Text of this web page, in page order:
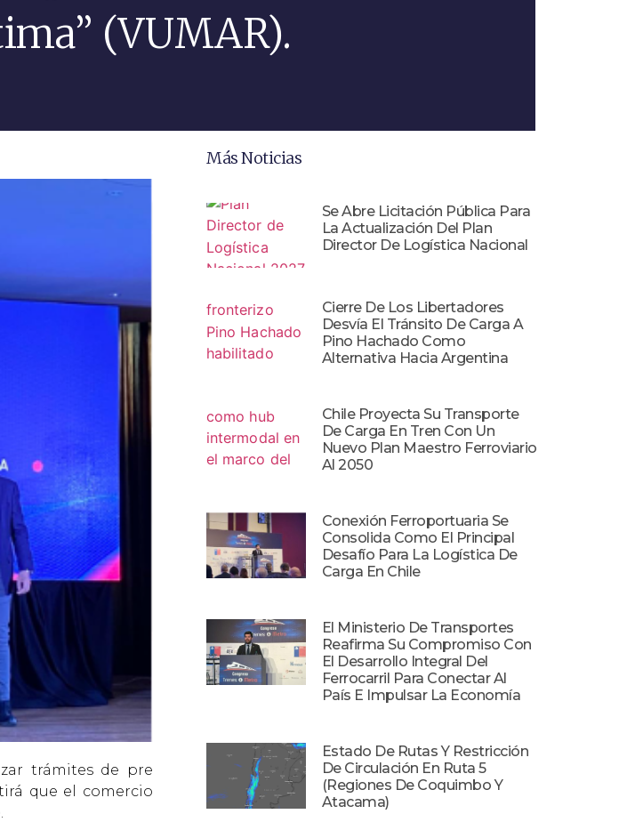
(VUMAR).
trámites de pre
que el comercio
Más Noticias
Se Abre Licitación Pública Para
La Actualización Del Plan
Director De Logística Nacional
Cierre De Los Libertadores
Desvía El Tránsito De Carga A
Pino Hachado Como
Alternativa Hacia Argentina
Chile Proyecta Su Transporte
De Carga En Tren Con Un
Nuevo Plan Maestro Ferroviario
Al 2050
Conexión Ferroportuaria Se
Consolida Como El Principal
Desafío Para La Logística De
Carga En Chile
El Ministerio De Transportes
Reafirma Su Compromiso Con
El Desarrollo Integral Del
Ferrocarril Para Conectar Al
País E Impulsar La Economía
Estado De Rutas Y Restricción
De Circulación En Ruta 5
(Regiones De Coquimbo Y
Atacama)